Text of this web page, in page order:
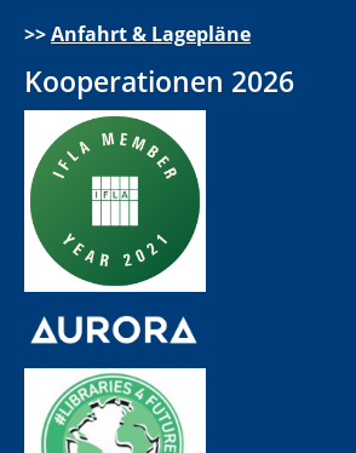
>>Anfahrt & Lagepläne
Kooperationen 2026